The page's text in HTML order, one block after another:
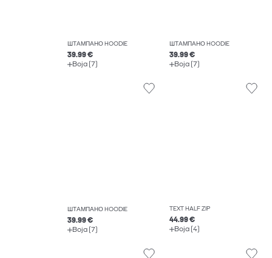
ШТАМПАНО HOODIE
39.99 €
Boja (7)
ШТАМПАНО HOODIE
39.99 €
Boja (7)
ШТАМПАНО HOODIE
39.99 €
Boja (7)
TEXT HALF ZIP
44.99 €
Boja (4)